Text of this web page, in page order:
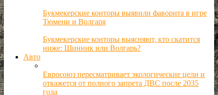
Букмекерские конторы выявили фаворита в игре
Тюмени и Волгаря
Букмекерские конторы выясняют, кто скатится
ниже: Шинник или Волгарь?
Авто
Евросоюз пересматривает экологические цели и
откажется от полного запрета ДВС после 2035
года